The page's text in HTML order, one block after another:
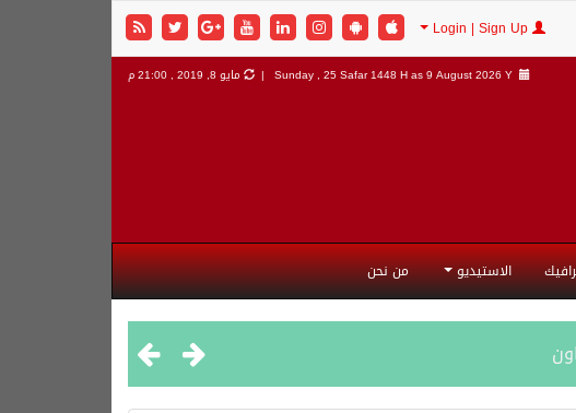
Sunday , 25 Safar 1448 H as9 August 2026 Y | مايو 8, 2019 , 21:00 م
الاستيديو من نحن